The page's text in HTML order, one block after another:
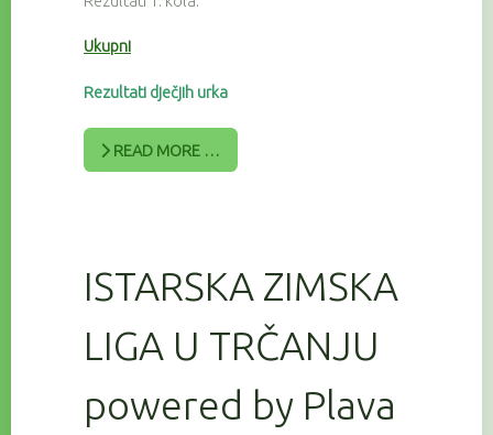
Ukupni
Rezultati dječjih urka
READ MORE …
ISTARSKA ZIMSKA
LIGA U TRČANJU
powered by Plava